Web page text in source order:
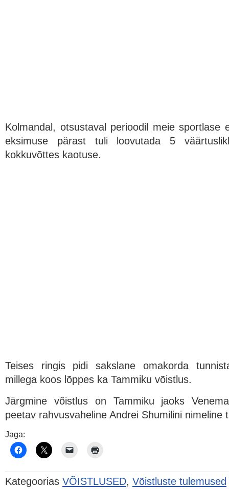
Kolmandal, otsustaval perioodil meie sportlase
eksimuse pärast tuli loovutada 5
kokkuvõttes kaotuse.
Teises ringis pidi sakslane omakorda
millega koos lõppes ka Tammiku võistlus.
Järgmine võistlus on Tammiku jaoks
peetav rahvusvaheline Andrei Shumilini nimeline
Jaga:
Kategoorias VÕISTLUSED, Võistluste tulemused